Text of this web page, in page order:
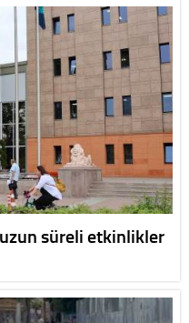
süreli etkinlikler